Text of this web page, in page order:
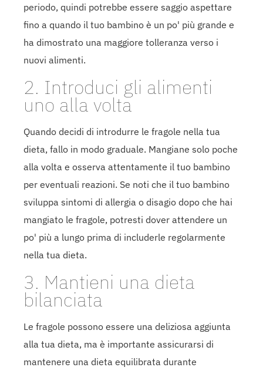
periodo, quindi potrebbe essere saggio aspettare
fino a quando il tuo bambino è un po' più grande e
ha dimostrato una maggiore tolleranza verso i
nuovi alimenti.
2. Introduci gli alimenti
uno alla volta
Quando decidi di introdurre le fragole nella tua
dieta, fallo in modo graduale. Mangiane solo poche
alla volta e osserva attentamente il tuo bambino
per eventuali reazioni. Se noti che il tuo bambino
sviluppa sintomi di allergia o disagio dopo che hai
mangiato le fragole, potresti dover attendere un
po' più a lungo prima di includerle regolarmente
nella tua dieta.
3. Mantieni una dieta
bilanciata
Le fragole possono essere una deliziosa aggiunta
alla tua dieta, ma è importante assicurarsi di
mantenere una dieta equilibrata durante